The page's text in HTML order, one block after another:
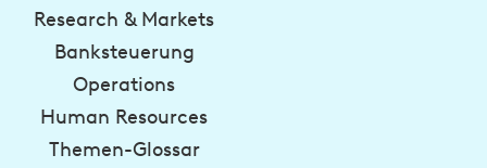
Research & Markets
Banksteuerung
Operations
Human Resources
Themen-Glossar